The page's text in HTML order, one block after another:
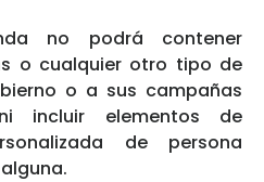
no podrá contener
o cualquier otro tipo de
o a sus campañas
incluir elementos de
de persona